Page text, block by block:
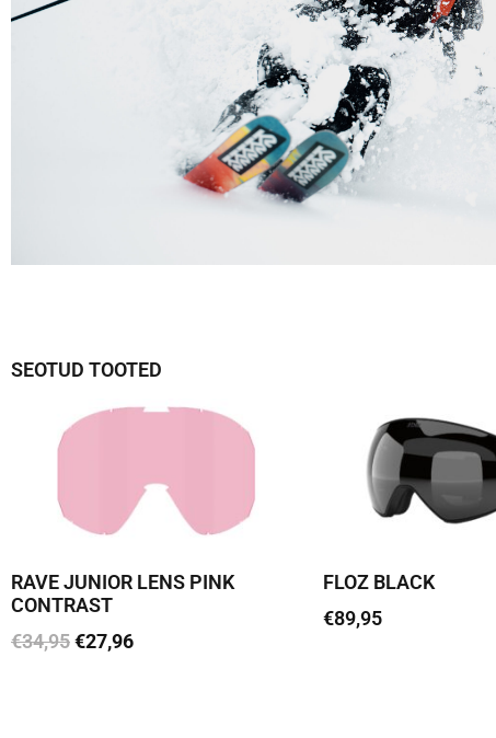
SEOTUD TOOTED
RAVE JUNIOR LENS PINK
CONTRAST
€34,95€27,96
FLOZ BLACK
€89,95